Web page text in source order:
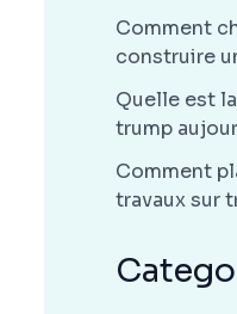
Comment
construire
Quelle est
trump
Comment
travaux sur